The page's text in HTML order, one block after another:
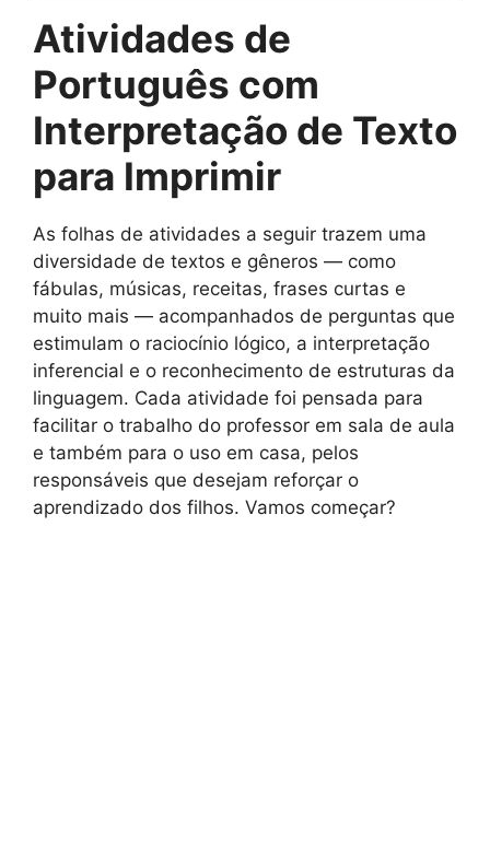
Atividades de
Português com
Interpretação de Texto
para Imprimir
As folhas de atividades a seguir trazem uma
diversidade de textos e gêneros — como
fábulas, músicas, receitas, frases curtas e
muito mais — acompanhados de perguntas que
estimulam o raciocínio lógico, a interpretação
inferencial e o reconhecimento de estruturas da
linguagem. Cada atividade foi pensada para
facilitar o trabalho do professor em sala de aula
e também para o uso em casa, pelos
responsáveis que desejam reforçar o
aprendizado dos filhos. Vamos começar?